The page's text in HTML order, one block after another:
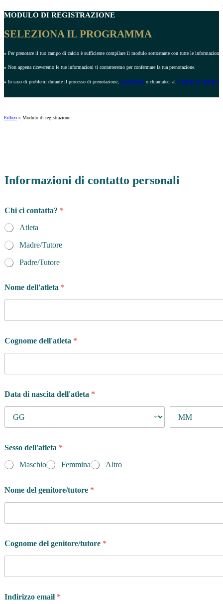
MODULO DI REGISTRAZIONE
SELEZIONA IL PROGRAMMA
» Per prenotare il tuo campo di calcio è sufficiente compilare il modulo sottostante con tutte le informazioni
» Non appena riceveremo le tue informazioni ti contatteremo per confermare la tua prenotazione.
» In caso di problemi durante il processo di prenotazione, contattateci o chiamateci al (+39) 02 87 368 972
Ertheo » Modulo di registrazione
Informazioni di contatto personali
Chi ci contatta? *
Atleta
Madre/Tutore
Padre/Tutore
Nome dell'atleta *
Cognome dell'atleta *
Data di nascita dell'atleta *
Sesso dell'atleta *
Maschio
Femmina Altro
Nome del genitore/tutore *
Cognome del genitore/tutore *
Indirizzo email *